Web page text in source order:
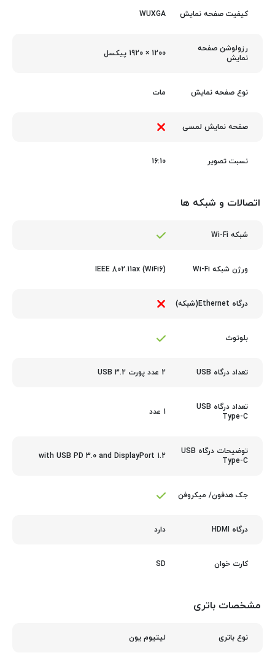
کیفیت صفحه نمایش WUXGA
رزولوشن صفحه
نمایش
1200 × 1920 پیکسل
نوع صفحه نمایش مات
صفحه نمایش لمسی
نسبت تصویر 16:10
اتصالات و شبکه ها
شبکه Wi-Fi
ورژن شبکه Wi-Fi IEEE 802.11ax (WiFi6)
درگاه Ethernet(شبکه)
بلوتوث
تعداد درگاه USB 2 عدد پورت USB 3.2
تعداد درگاه USB
Type-C
1 عدد
توضیحات درگاه USB
Type-C
with USB PD 3.0 and DisplayPort 1.2
جک هدفون/ میکروفن
درگاه HDMI دارد
کارت‌ خوان SD
مشخصات باتری
نوع باتری لیتیوم یون